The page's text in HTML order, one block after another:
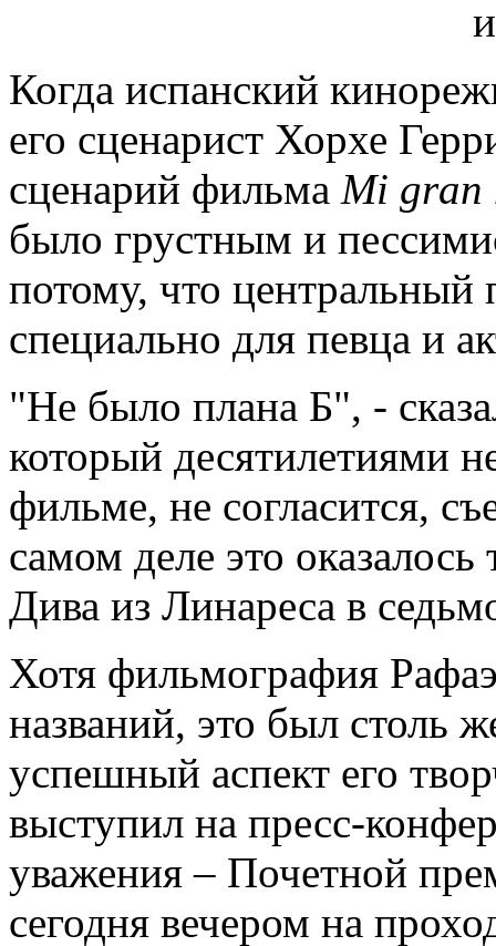
Когда испанский
его сценарист Хорхе
сценарий фильма Mi gran
было грустным и
потому, что
специально для певца и
"Не было плана Б", -
который десятилетиями
фильме, не согласится,
самом деле это
Дива из Линареса в
Хотя фильмография
названий, это был столь
успешный аспект его
выступил на пресс-
уважения – Почетной
сегодня вечером на